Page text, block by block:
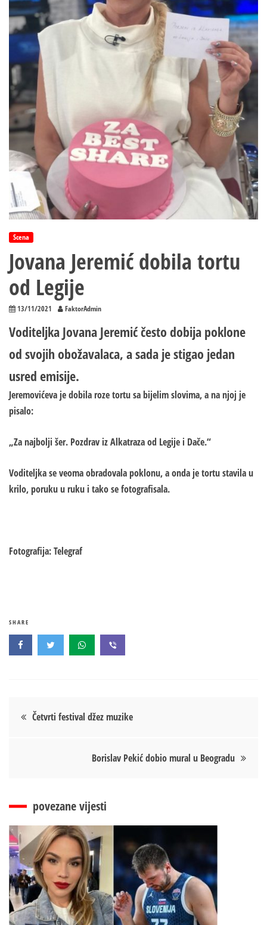
Scena
Jovana Jeremić dobila tortu
od Legije
13/11/2021 FaktorAdmin
Voditeljka Jovana Jeremić često dobija poklone
od svojih obožavalaca, a sada je stigao jedan
usred emisije.
Jeremovićeva je dobila roze tortu sa bijelim slovima, a na njoj je
pisalo:
„Za najbolji šer. Pozdrav iz Alkatraza od Legije i Dače.“
Voditeljka se veoma obradovala poklonu, a onda je tortu stavila u
krilo, poruku u ruku i tako se fotografisala.
Fotografija: Telegraf
SHARE
Кретање
Četvrti festival džez muzike
Borislav Pekić dobio mural u Beogradu
povezane vijesti